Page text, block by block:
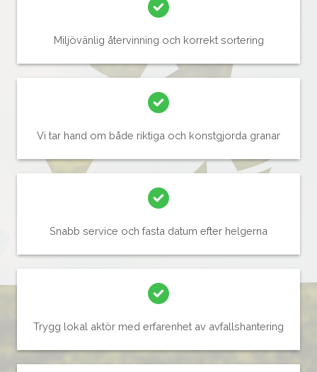
Miljövänlig återvinning och korrekt sortering
Vi tar hand om både riktiga och konstgjorda granar
Snabb service och fasta datum efter helgerna
Trygg lokal aktör med erfarenhet av avfallshantering